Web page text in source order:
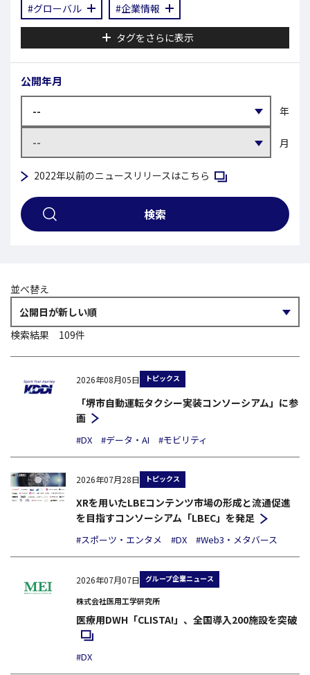
#グローバル
#企業情報
タグをさらに表示
公開年月
年
月
2022年以前のニュースリリースはこちら 新規ウィンドウで開く
検索
並べ替え
検索結果 109件
2026年08月05日 トピックス
「堺市自動運転タクシー実装コンソーシアム」に参
画
#DX #データ・AI #モビリティ
2026年07月28日 トピックス
XRを用いたLBEコンテンツ市場の形成と流通促進
を目指すコンソーシアム「LBEC」を発足
#スポーツ・エンタメ #DX #Web3・メタバース
2026年07月07日 グループ企業ニュース
株式会社医用工学研究所
医療用DWH「CLISTA!」、全国導入200施設を突破新
#DX